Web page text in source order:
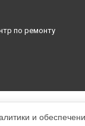
по ремонту
и